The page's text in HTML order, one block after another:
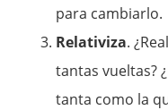
para cambiarlo.
Relativiza.
tantas vueltas?
tanta como la